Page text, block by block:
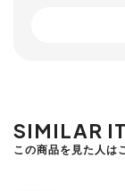
SIMILAR
この商品を見た人は